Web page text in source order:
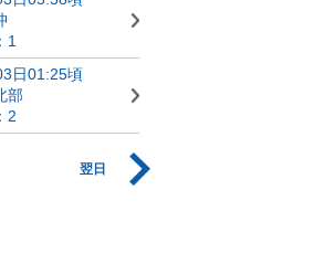
1
日01:25頃
部
2
翌日